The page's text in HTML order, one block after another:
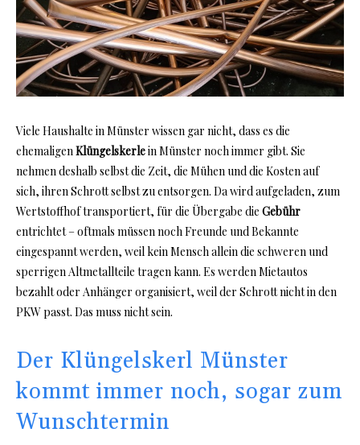
Viele Haushalte in Münster wissen gar nicht, dass es die
ehemaligenKlüngelskerlein Münster noch immer gibt. Sie
nehmen deshalb selbst die Zeit, die Mühen und die Kosten auf
sich, ihren Schrott selbst zu entsorgen. Da wird aufgeladen, zum
Wertstoffhof transportiert, für die Übergabe die Gebühr
entrichtet – oftmals müssen noch Freunde und Bekannte
eingespannt werden, weil kein Mensch allein die schweren und
sperrigen Altmetallteile tragen kann. Es werden Mietautos
bezahlt oder Anhänger organisiert, weil der Schrott nicht in den
PKW passt. Das muss nicht sein.
Der Klüngelskerl Münster
kommt immer noch, sogar zum
Wunschtermin